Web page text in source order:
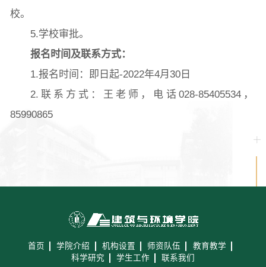
校。
5.学校审批。
报名时间及联系方式：
1.报名时间：即日起-2022年4月30日
2.联系方式：王老师，电话028-85405534，
85990865
首页 学院介绍 机构设置 师资队伍
教育教学
科学研究
学生工作 联系我们